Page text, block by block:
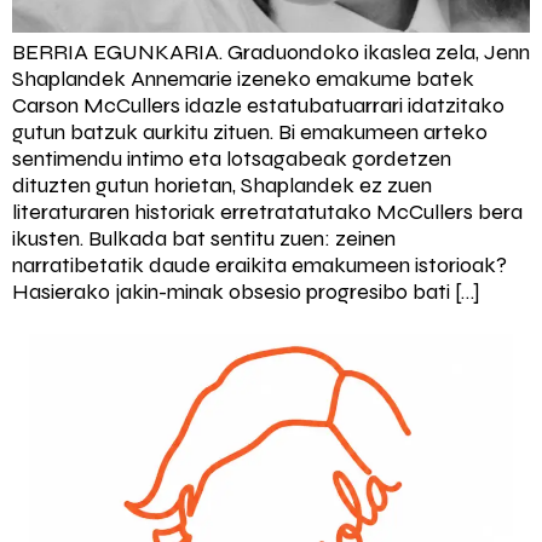
BERRIA EGUNKARIA. Graduondoko ikaslea zela, Jenn
Shaplandek Annemarie izeneko emakume batek
Carson McCullers idazle estatubatuarrari idatzitako
gutun batzuk aurkitu zituen. Bi emakumeen arteko
sentimendu intimo eta lotsagabeak gordetzen
dituzten gutun horietan, Shaplandek ez zuen
literaturaren historiak erretratatutako McCullers bera
ikusten. Bulkada bat sentitu zuen: zeinen
narratibetatik daude eraikita emakumeen istorioak?
Hasierako jakin-minak obsesio progresibo bati […]